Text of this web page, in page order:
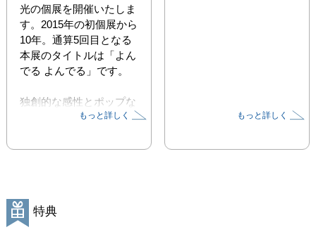
光の個展を開催いたしま
す。2015年の初個展から
10年。通算5回目となる
本展のタイトルは「よん
でる よんでる」です。
独創的な感性とポップな
造形で、国内外のファン
女が土から生み出すもの
るような、生命力に満ち
た表現体です。
もっと詳しく もっと詳しく
特典